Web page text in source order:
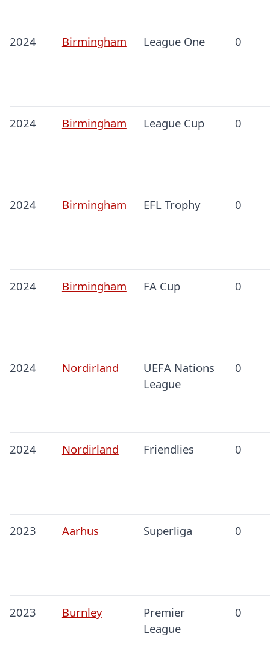
2024 Birmingham League One 0
2024 Birmingham League Cup 0
2024 Birmingham EFL Trophy 0
2024 Birmingham FA Cup 0
2024 Nordirland
UEFA Nations
League
0
2024 Nordirland Friendlies 0
2023 Aarhus Superliga 0
2023 Burnley
Premier
League
0